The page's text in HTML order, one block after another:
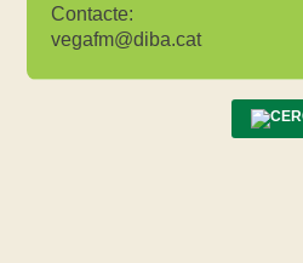
Contacte:
vegafm@diba.cat